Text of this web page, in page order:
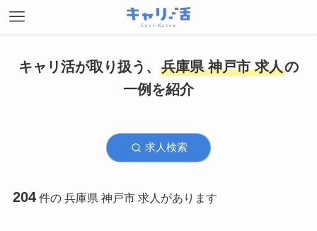
キャリ活が取り扱う、 兵庫県 神戸市 求人の
一例を紹介
求人検索
204件の 兵庫県 神戸市 求人があります